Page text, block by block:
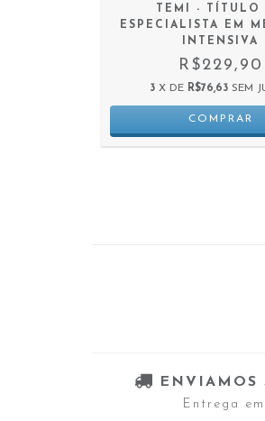
TEMI - TÍTULO
ESPECIALISTA EM
INTENSIVA
R$229,90
3 X DE R$76,63 SEM
ENVIAMOS
Entrega